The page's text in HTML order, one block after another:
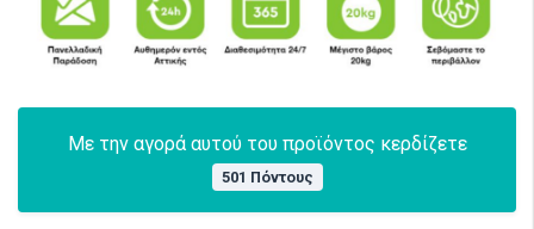
Με την αγορά αυτού του προϊόντος κερδίζετε
501 Πόντους